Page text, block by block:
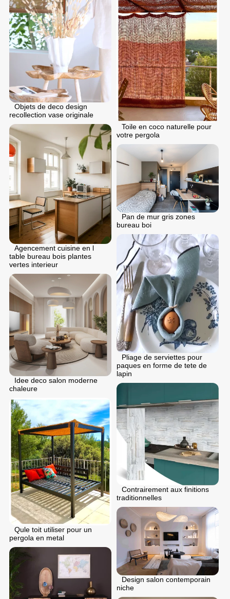
Objets de deco design
recollection vase originale
Toile en coco naturelle pour
votre pergola
Agencement cuisine en l
table bureau bois plantes
vertes interieur
Pan de mur gris zones
bureau boi
Pliage de serviettes pour
paques en forme de tete de
lapin
Idee deco salon moderne
chaleure
Contrairement aux finitions
traditionnelles
Qule toit utiliser pour un
pergola en metal
Design salon contemporain
niche